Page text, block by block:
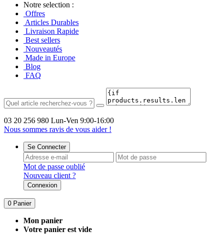
Notre selection :
Offres
Articles Durables
Livraison Rapide
Best sellers
Nouveautés
Made in Europe
Blog
FAQ
03 20 256 980 Lun-Ven 9:00-16:00
Nous sommes ravis de vous aider !
Se Connecter
Mot de passe oublié
Nouveau client ?
Connexion
0 Panier
Mon panier
Votre panier est vide